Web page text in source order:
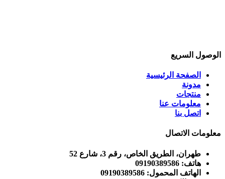
الوصول السريع
الصفحة الرئيسية
مدونة
منتجات
معلومات عنا
اتصل بنا
معلومات الاتصال
طهران، الطريق الخاص، رقم 3، شارع 52
هاتف: 09190389586
الهاتف المحمول: 09190389586